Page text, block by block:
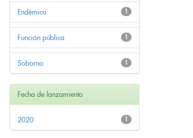
1
Endémico
1
Función pública
1
Soborno
Fecha de lanzamiento
1
2020